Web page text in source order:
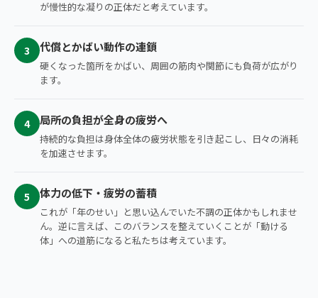
が慢性的な凝りの正体だと考えています。
3 代償とかばい動作の連鎖
硬くなった箇所をかばい、周囲の筋肉や関節にも負荷が広がり
ます。
4 局所の負担が全身の疲労へ
持続的な負担は身体全体の疲労状態を引き起こし、日々の消耗
を加速させます。
5 体力の低下・疲労の蓄積
これが「年のせい」と思い込んでいた不調の正体かもしれませ
ん。逆に言えば、このバランスを整えていくことが「動ける
体」への道筋になると私たちは考えています。